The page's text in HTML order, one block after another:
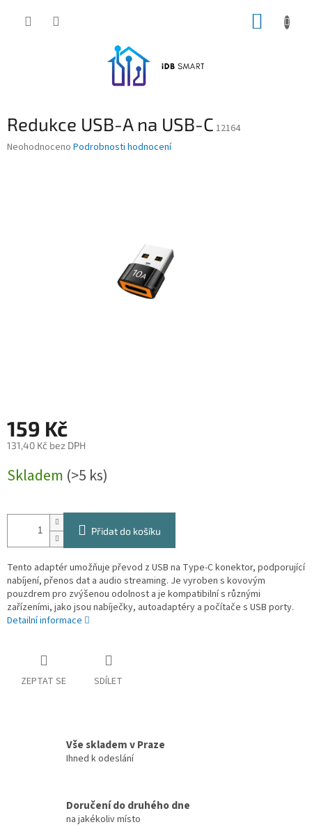
Redukce USB-A na USB-C 12164
Průměrné
Neohodnoceno Podrobnosti hodnocení
159 Kč
131,40 Kč bez DPH
cena:
Skladem (>5 ks)
Přidat do košíku
Tento adaptér umožňuje převod z USB na Type-C konektor, podporující
nabíjení, přenos dat a audio streaming. Je vyroben s kovovým
pouzdrem pro zvýšenou odolnost a je kompatibilní s různými
zařízeními, jako jsou nabíječky, autoadaptéry a počítače s USB porty.
Detailní informace
ZEPTAT SE SDÍLET
Vše skladem v Praze
Ihned k odeslání
Doručení do druhého dne
na jakékoliv místo